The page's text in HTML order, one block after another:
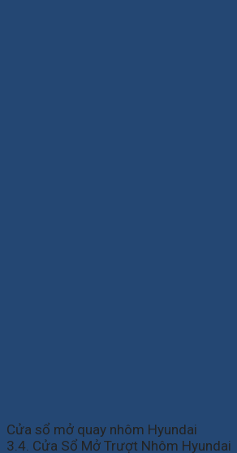
Cửa sổ mở quay nhôm Hyundai
3.4. Cửa Sổ Mở Trượt Nhôm Hyundai